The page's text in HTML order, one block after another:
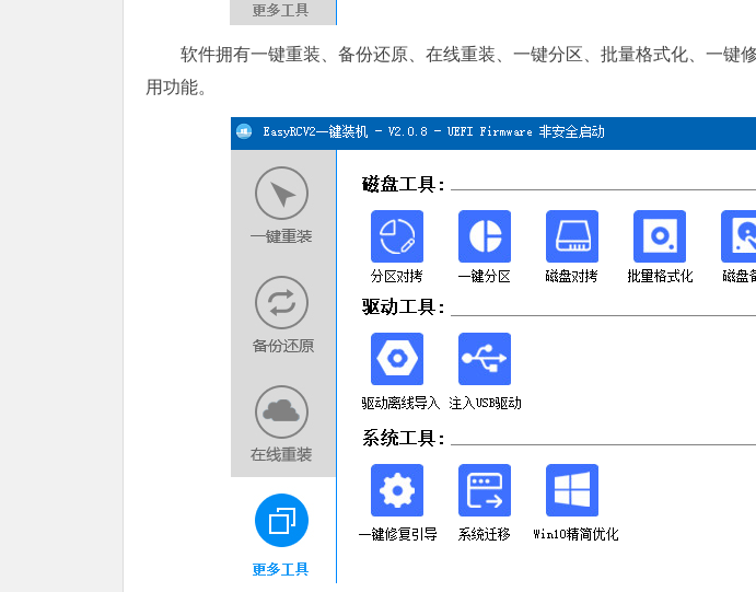
软件拥有一键重装、备份还原、在线重装、一键分区、批量格式化、一键
用功能。